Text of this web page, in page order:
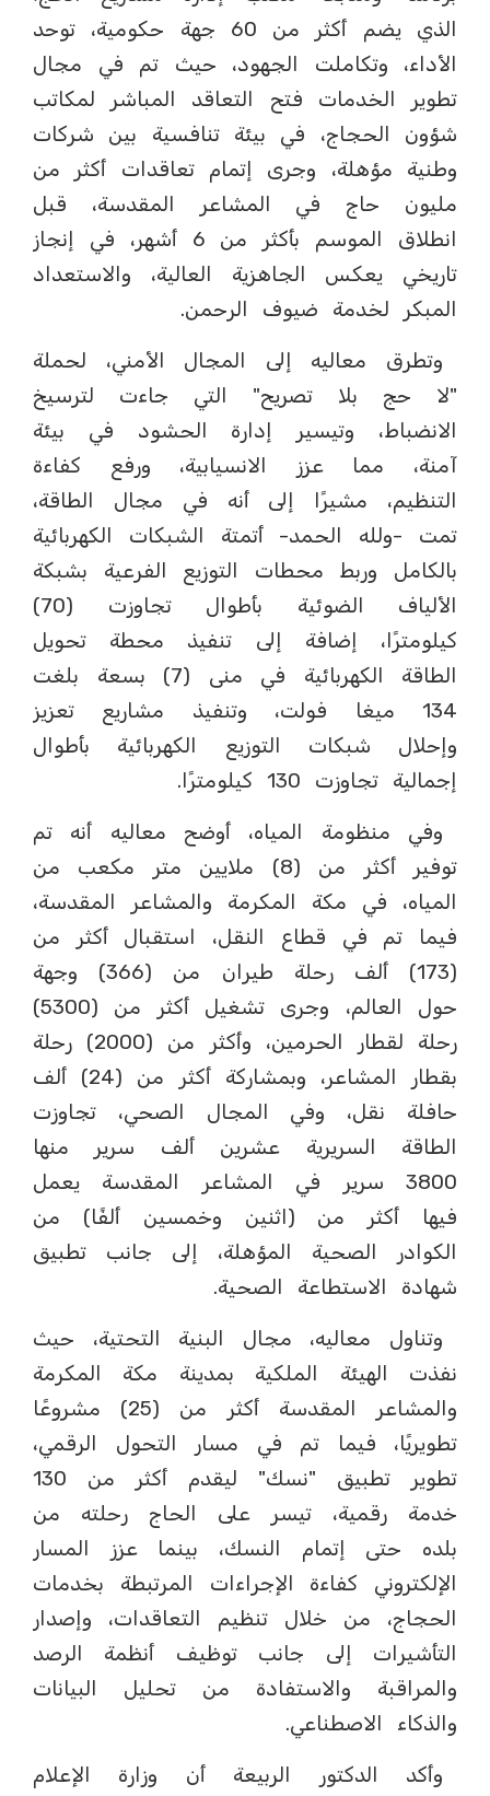
الذي يضم أكثر من 60 جهة حكومية، توحد
الأداء، وتكاملت الجهود، حيث تم في مجال
تطوير الخدمات فتح التعاقد المباشر لمكاتب
شؤون الحجاج، في بيئة تنافسية بين شركات
وطنية مؤهلة، وجرى إتمام تعاقدات أكثر من
مليون حاج في المشاعر المقدسة، قبل
انطلاق الموسم بأكثر من 6 أشهر، في إنجاز
تاريخي يعكس الجاهزية العالية، والاستعداد
المبكر لخدمة ضيوف الرحمن.
وتطرق معاليه إلى المجال الأمني، لحملة
"لا حج بلا تصريح" التي جاءت لترسيخ
الانضباط، وتيسير إدارة الحشود في بيئة
آمنة، مما عزز الانسيابية، ورفع كفاءة
التنظيم، مشيرًا إلى أنه في مجال الطاقة،
تمت -ولله الحمد- أتمتة الشبكات الكهربائية
بالكامل وربط محطات التوزيع الفرعية بشبكة
الألياف الضوئية بأطوال تجاوزت (70)
كيلومترًا، إضافة إلى تنفيذ محطة تحويل
الطاقة الكهربائية في منى (7) بسعة بلغت
134 ميغا فولت، وتنفيذ مشاريع تعزيز
وإحلال شبكات التوزيع الكهربائية بأطوال
إجمالية تجاوزت 130 كيلومترًا.
وفي منظومة المياه، أوضح معاليه أنه تم
توفير أكثر من (8) ملايين متر مكعب من
المياه، في مكة المكرمة والمشاعر المقدسة،
فيما تم في قطاع النقل، استقبال أكثر من
(173) ألف رحلة طيران من (366) وجهة
حول العالم، وجرى تشغيل أكثر من (5300)
رحلة لقطار الحرمين، وأكثر من (2000) رحلة
بقطار المشاعر، وبمشاركة أكثر من (24) ألف
حافلة نقل، وفي المجال الصحي، تجاوزت
الطاقة السريرية عشرين ألف سرير منها
3800 سرير في المشاعر المقدسة يعمل
فيها أكثر من (اثنين وخمسين ألفًا) من
الكوادر الصحية المؤهلة، إلى جانب تطبيق
شهادة الاستطاعة الصحية.
وتناول معاليه، مجال البنية التحتية، حيث
نفذت الهيئة الملكية بمدينة مكة المكرمة
والمشاعر المقدسة أكثر من (25) مشروعًا
تطويريًا، فيما تم في مسار التحول الرقمي،
تطوير تطبيق "نسك" ليقدم أكثر من 130
خدمة رقمية، تيسر على الحاج رحلته من
بلده حتى إتمام النسك، بينما عزز المسار
الإلكتروني كفاءة الإجراءات المرتبطة بخدمات
الحجاج، من خلال تنظيم التعاقدات، وإصدار
التأشيرات إلى جانب توظيف أنظمة الرصد
والمراقبة والاستفادة من تحليل البيانات
والذكاء الاصطناعي.
وأكد الدكتور الربيعة أن وزارة الإعلام